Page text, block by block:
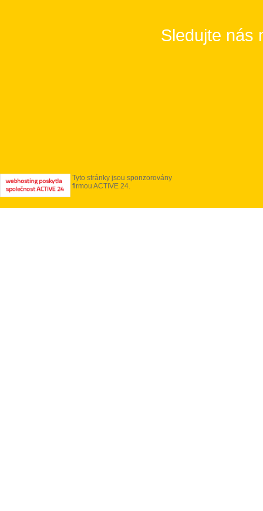
Sledujte nás
Tyto stránky jsou sponzorovány
firmou ACTIVE 24.